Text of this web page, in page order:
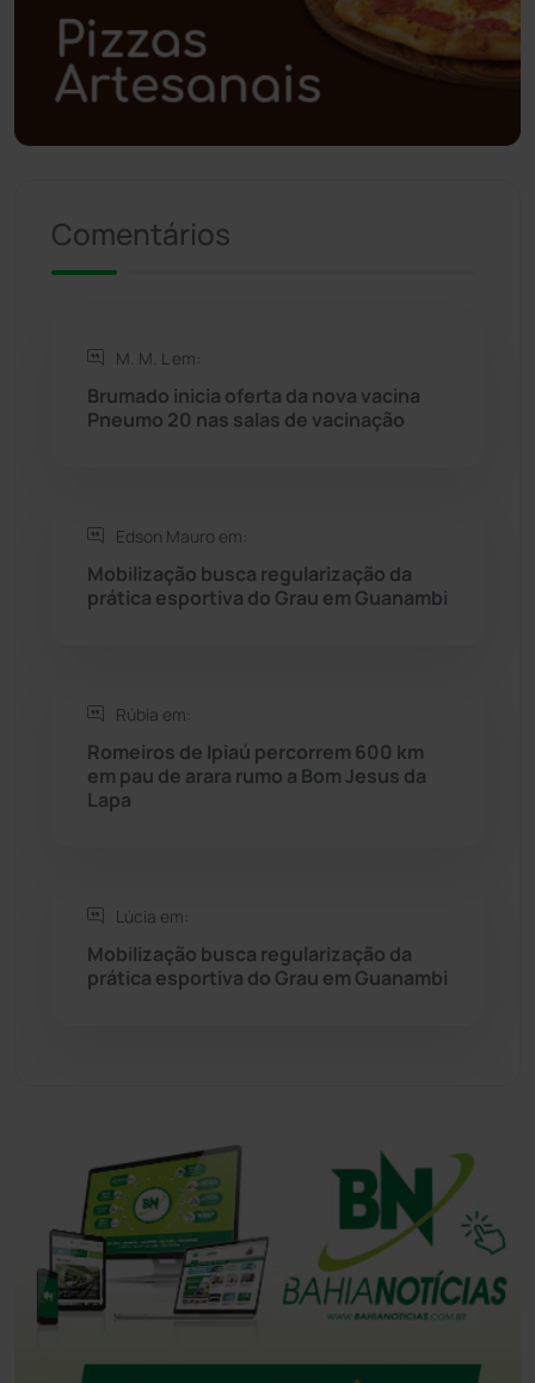
Polícia Militar (27)
Política (03)
Presidente Jânio Qu... (125)
Rio de Contas
Rio do Antônio
Rio do Pires
Seabra
Sebastião Laranjeiras (96)
Sudoeste Baiano
Tanhaçu
Comentários
M. M. L em:
Brumado inicia oferta da nova vacina
Pneumo 20 nas salas de vacinação
Edson Mauro em:
Mobilização busca regularização da
prática esportiva do Grau em Guanambi
Rúbia em:
Romeiros de Ipiaú percorrem 600 km
em pau de arara rumo a Bom Jesus da
Lapa
Lúcia em:
Mobilização busca regularização da
prática esportiva do Grau em Guanambi